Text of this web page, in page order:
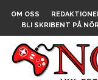
OM OSS
BLI SKRIBENT PÅ